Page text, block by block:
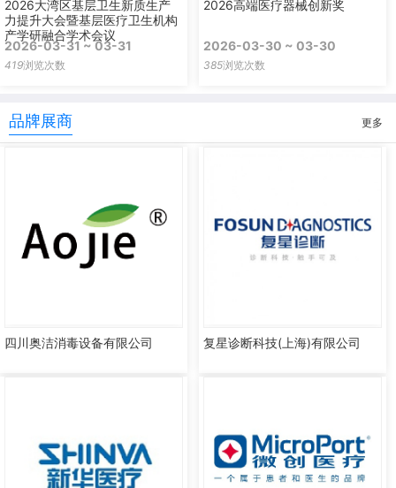
2026大湾区基层卫生新质生产
力提升大会暨基层医疗卫生机构
产学研融合学术会议
2026-03-31 ~ 03-31
419浏览次数
2026高端医疗器械创新奖
2026-03-30 ~ 03-30
385浏览次数
品牌展商 更多
四川奥洁消毒设备有限公司 复星诊断科技(上海)有限公司